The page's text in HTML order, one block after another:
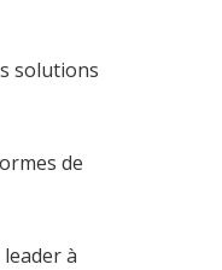
solutions
de
à